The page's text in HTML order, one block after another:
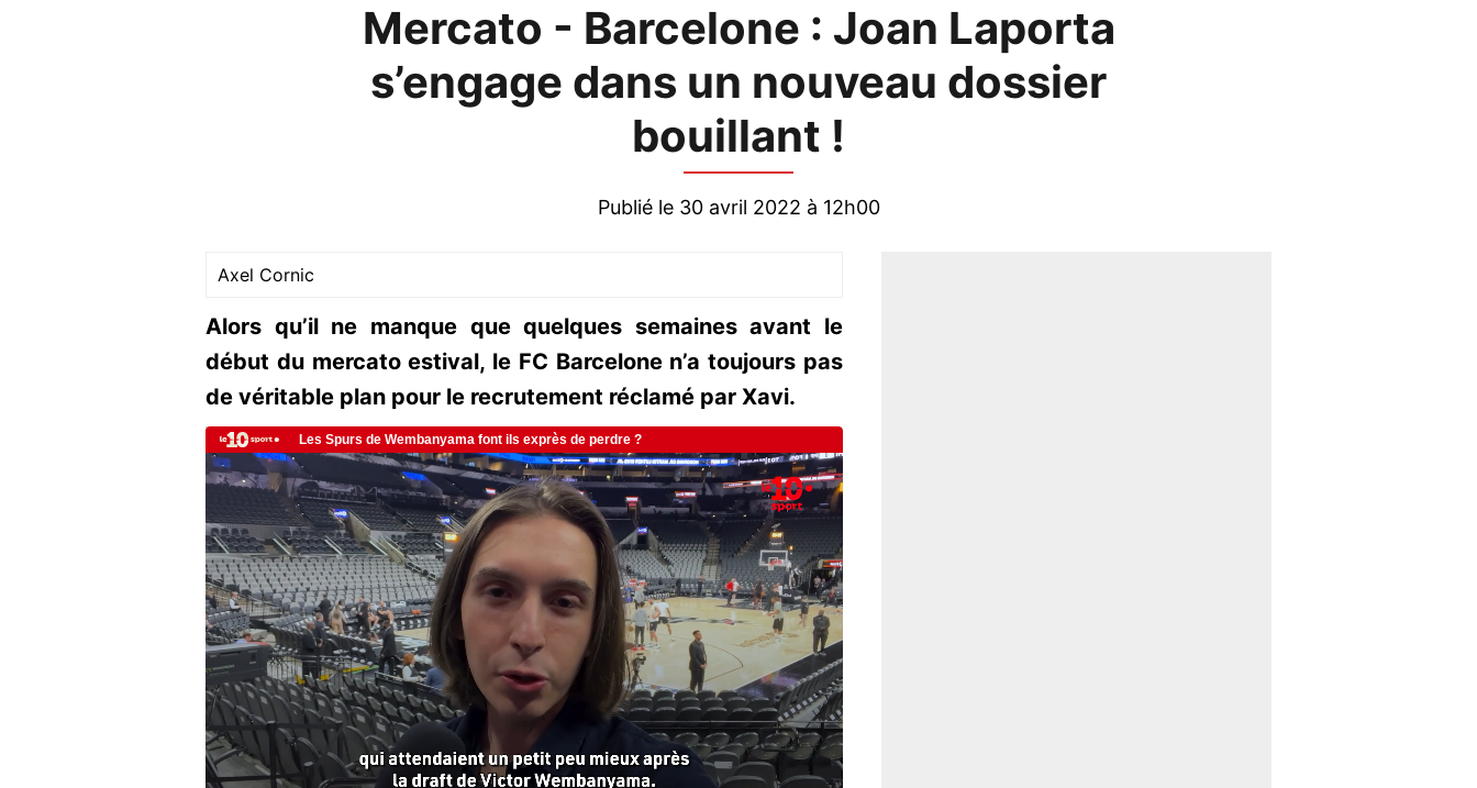
Mercato - Barcelone : Joan Laporta
s’engage dans un nouveau dossier
bouillant !
Publié le 30 avril 2022 à 12h00
Axel Cornic
Alors qu’il ne manque que quelques semaines avant le
début du mercato estival, le FC Barcelone n’a toujours pas
de véritable plan pour le recrutement réclamé par Xavi.